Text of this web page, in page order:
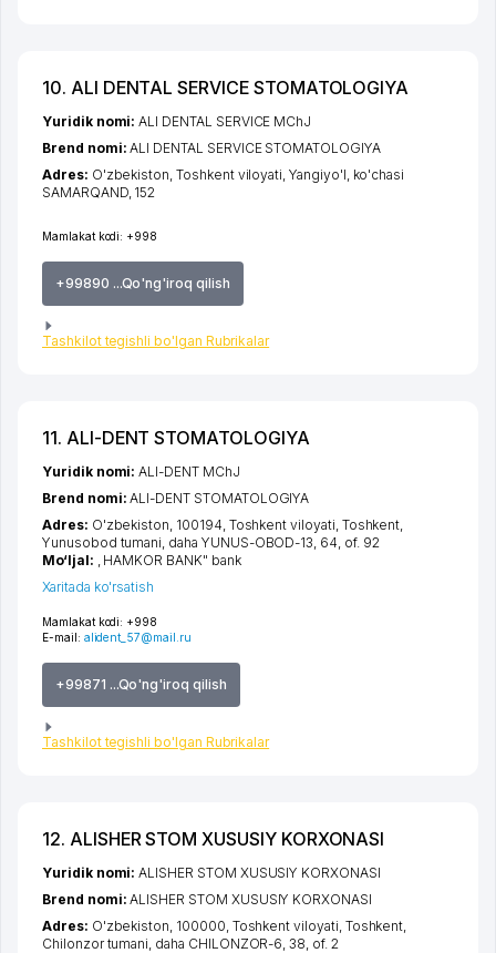
10. ALI DENTAL SERVICE STOMATOLOGIYA
Mamlakat kodi: +998
+99890 ...Qo'ng'iroq qilish
Tashkilot tegishli bo'lgan Rubrikalar
Yuridik nomi:ALI DENTAL SERVICE MChJ
Brend nomi:ALI DENTAL SERVICE STOMATOLOGIYA
Adres: O'zbekiston,Toshkent viloyati ,Yangiyo'l ko'chasi
SAMARQAND, 152
11. ALI-DENT STOMATOLOGIYA
Mamlakat kodi: +998
E-mail: alident_57@mail.ru
+99871 ...Qo'ng'iroq qilish
Tashkilot tegishli bo'lgan Rubrikalar
Yuridik nomi:ALI-DENT MChJ
Brend nomi:ALI-DENT STOMATOLOGIYA
Adres: O'zbekiston, 100194, Toshkent viloyati, Toshkent,
Yunusobod tumani, daha YUNUS-OBOD-13, 64, of. 92
Mo‘ljal: , HAMKOR BANK" bank
Xaritada ko'rsatish
12. ALISHER STOM XUSUSIY KORXONASI
Yuridik nomi:ALISHER STOM XUSUSIY KORXONASI
Brend nomi:ALISHER STOM XUSUSIY KORXONASI
Adres: O'zbekiston, 100000, Toshkent viloyati, Toshkent,
Chilonzor tumani, daha CHILONZOR-6, 38, of. 2